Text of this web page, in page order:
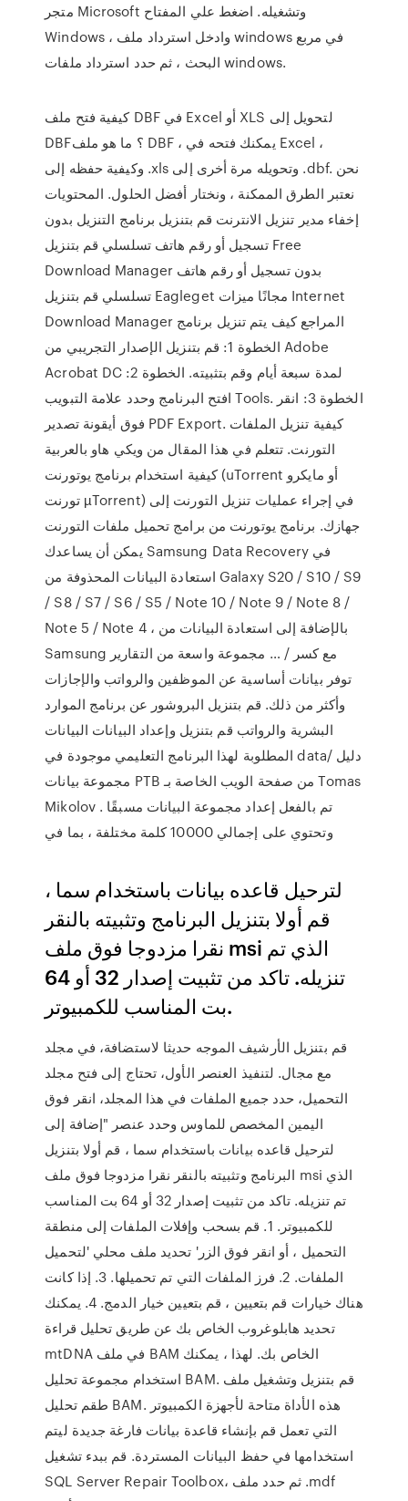
متجر Microsoft وتشغيله. اضغط علي المفتاح
Windows ، وادخل استرداد ملف windows في مربع
البحث ، ثم حدد استرداد ملفات windows.
كيفية فتح ملف DBF في Excel أو XLS لتحويل إلى
DBF؟ ما هو ملف DBF ، يمكنك فتحه في Excel ،
وكيفية حفظه إلى .xls وتحويله مرة أخرى إلى .dbf. نحن
نعتبر الطرق الممكنة ، ونختار أفضل الحلول. المحتويات
إخفاء مدير تنزيل الانترنت قم بتنزيل برنامج التنزيل بدون
تسجيل أو رقم هاتف تسلسلي قم بتنزيل Free
Download Manager بدون تسجيل أو رقم هاتف
تسلسلي قم بتنزيل Eagleget مجانًا ميزات Internet
Download Manager المراجع كيف يتم تنزيل برنامج
الخطوة 1: قم بتنزيل الإصدار التجريبي من Adobe
Acrobat DC لمدة سبعة أيام وقم بتثبيته. الخطوة 2:
افتح البرنامج وحدد علامة التبويب Tools. الخطوة 3: انقر
فوق أيقونة تصدير PDF Export. كيفية تنزيل الملفات
التورنت. تتعلم في هذا المقال من ويكي هاو بالعربية
كيفية استخدام برنامج يوتورنت (uTorrent أو مايكرو
تورنت µTorrent) في إجراء عمليات تنزيل التورنت إلى
جهازك. برنامج يوتورنت من برامج تحميل ملفات التورنت
يمكن أن يساعدك Samsung Data Recovery في
استعادة البيانات المحذوفة من Galaxy S20 / S10 / S9
/ S8 / S7 / S6 / S5 / Note 10 / Note 9 / Note 8 /
Note 5 / Note 4 ، بالإضافة إلى استعادة البيانات من
Samsung مع كسر / … مجموعة واسعة من التقارير
توفر بيانات أساسية عن الموظفين والرواتب والإجازات
وأكثر من ذلك. قم بتنزيل البروشور عن برنامج الموارد
البشرية والرواتب قم بتنزيل وإعداد البيانات البيانات
المطلوبة لهذا البرنامج التعليمي موجودة في data/ دليل
مجموعة بيانات PTB من صفحة الويب الخاصة بـ Tomas
Mikolov . تم بالفعل إعداد مجموعة البيانات مسبقًا
وتحتوي على إجمالي 10000 كلمة مختلفة ، بما في
لترحيل قاعده بيانات باستخدام سما ،
قم أولا بتنزيل البرنامج وتثبيته بالنقر
نقرا مزدوجا فوق ملف msi الذي تم
تنزيله. تاكد من تثبيت إصدار 32 أو 64
بت المناسب للكمبيوتر.
قم بتنزيل الأرشيف الموجه حديثا لاستضافة، في مجلد
مع مجال. لتنفيذ العنصر الأول، تحتاج إلى فتح مجلد
التحميل، حدد جميع الملفات في هذا المجلد، انقر فوق
اليمين المخصص للماوس وحدد عنصر "إضافة إلى
لترحيل قاعده بيانات باستخدام سما ، قم أولا بتنزيل
البرنامج وتثبيته بالنقر نقرا مزدوجا فوق ملف msi الذي
تم تنزيله. تاكد من تثبيت إصدار 32 أو 64 بت المناسب
للكمبيوتر. 1. قم بسحب وإفلات الملفات إلى منطقة
التحميل ، أو انقر فوق الزر' تحديد ملف محلي 'لتحميل
الملفات. 2. فرز الملفات التي تم تحميلها. 3. إذا كانت
هناك خيارات قم بتعيين ، قم بتعيين خيار الدمج. 4. يمكنك
تحديد هابلوغروب الخاص بك عن طريق تحليل قراءة
mtDNA في ملف BAM الخاص بك. لهذا ، يمكنك
استخدام مجموعة تحليل BAM. قم بتنزيل وتشغيل ملف
طقم تحليل BAM. هذه الأداة متاحة لأجهزة الكمبيوتر
التي تعمل قم بإنشاء قاعدة بيانات فارغة جديدة ليتم
استخدامها في حفظ البيانات المستردة. قم ببدء تشغيل
SQL Server Repair Toolbox، ثم حدد ملف .mdf